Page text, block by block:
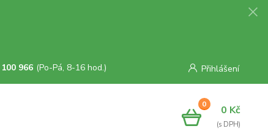
Přihlášení
966 (Po-Pá, 8-16 hod.)
0 0 Kč